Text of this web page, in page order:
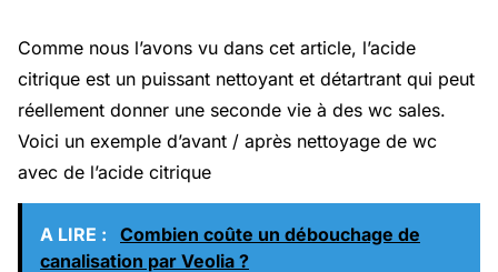
Comme nous l’avons vu dans cet article, l’acide
citrique est un puissant nettoyant et détartrant qui peut
réellement donner une seconde vie à des wc sales.
Voici un exemple d’avant / après nettoyage de wc
avec de l’acide citrique
A LIRE :
Combien coûte un débouchage de
canalisation par Veolia ?